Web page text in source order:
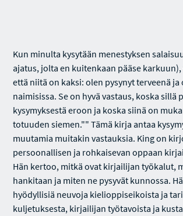
Kun minulta kysytään menestyksen
ajatus, jolta en kuitenkaan pääse karkuun),
että niitä on kaksi: olen pysynyt terveenä ja
naimisissa. Se on hyvä vastaus, koska sillä
kysymyksestä eroon ja koska siinä on
totuuden siemen."" Tämä kirja antaa
muutamia muitakin vastauksia. King on
persoonallisen ja rohkaisevan oppaan
Hän kertoo, mitkä ovat kirjailijan työkalut,
hankitaan ja miten ne pysyvät kunnossa.
hyödyllisiä neuvoja kielioppiseikoista ja
kuljetuksesta, kirjailijan työtavoista ja